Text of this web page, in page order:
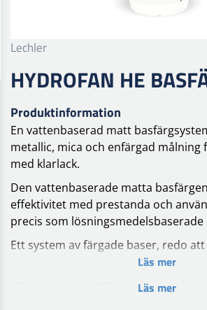
Lechler
HYDROFAN HE
Produktinformation
En vattenbaserad matt
metallic, mica och enfärgad målning
med klarlack.
Den vattenbaserade matta
effektivitet med prestanda och
precis som
Ett system av färgade baser, redo
någon blandningsmaskin, används
Läs mer
Läs mer